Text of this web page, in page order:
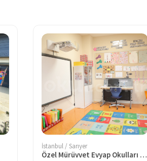
İstanbul / Sarıyer
Özel Mürüvvet Evyap Okulları Anaokulu